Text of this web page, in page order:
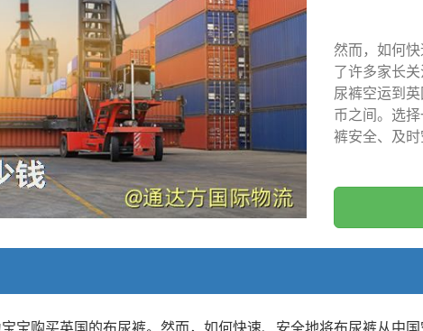
然而，如何
了许多家长
尿裤空运到
币之间。选
裤安全、及